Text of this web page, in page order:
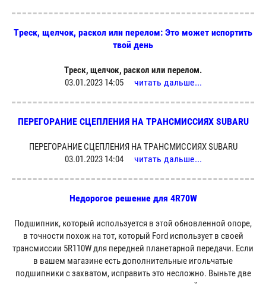
Треск, щелчок, раскол или перелом: Это может испортить
твой день
Треск, щелчок, раскол или перелом.
03.01.2023 14:05
читать дальше...
ПЕРЕГОРАНИЕ СЦЕПЛЕНИЯ НА ТРАНСМИССИЯХ SUBARU
ПЕРЕГОРАНИЕ СЦЕПЛЕНИЯ НА ТРАНСМИССИЯХ SUBARU
03.01.2023 14:04
читать дальше...
Недорогое решение для 4R70W
Подшипник, который используется в этой обновленной опоре,
в точности похож на тот, который Ford использует в своей
трансмиссии 5R110W для передней планетарной передачи. Если
в вашем магазине есть дополнительные игольчатые
подшипники с захватом, исправить это несложно. Выньте две